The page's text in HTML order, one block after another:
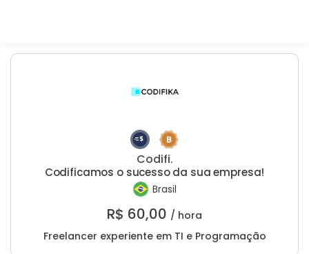
Codifi.
Codificamos o sucesso da sua empresa!
Brasil
R$ 60,00 / hora
Freelancer experiente em TI e Programação